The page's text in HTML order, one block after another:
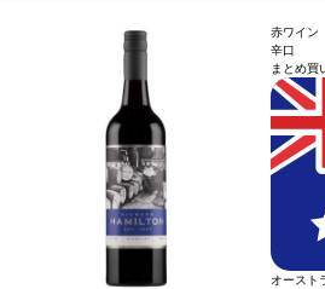
変更されます、ご了承ください。
赤ワイン
辛口
まとめ買
オースト